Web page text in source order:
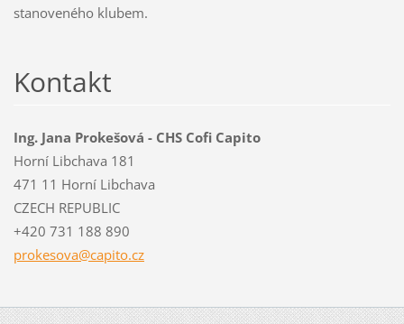
stanoveného klubem.
Kontakt
Ing. Jana Prokešová - CHS Cofi Capito
Horní Libchava 181
471 11 Horní Libchava
CZECH REPUBLIC
+420 731 188 890
prokesova@capito.cz